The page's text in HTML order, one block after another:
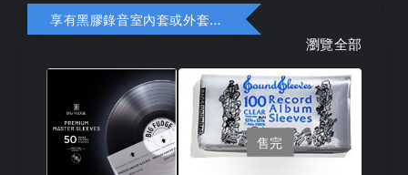
享有黑膠錄音室內套或外套折扣
瀏覽全部
售完